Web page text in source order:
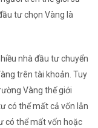
tư chọn Vàng là
nhà đầu tư chuyển
trên tài khoản. Tuy
Vàng thế giới
có thể mất cả vốn lẫn
có thể mất vốn hoặc